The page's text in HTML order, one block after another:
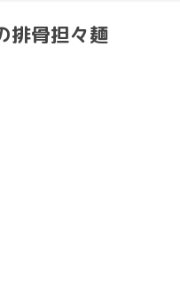
排骨担々麺